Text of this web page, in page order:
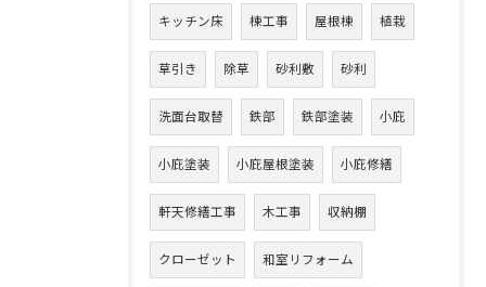
キッチン床 棟工事 屋根棟 植栽
草引き 除草 砂利敷 砂利
洗面台取替 鉄部 鉄部塗装 小庇
小庇塗装 小庇屋根塗装 小庇修繕
軒天修繕工事 木工事 収納棚
クローゼット 和室リフォーム